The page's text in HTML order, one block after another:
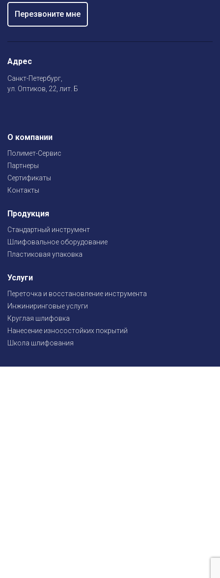
Адрес
Санкт-Петербург,
ул. Оптиков, 22, лит. Б
О компании
Полимет-Сервис
Партнеры
Сертификаты
Контакты
Продукция
Стандартный инструмент
Шлифовальное оборудование
Пластиковая упаковка
Услуги
Переточка и восстановление инструмента
Инжиниринговые услуги
Круглая шлифовка
Нанесение износостойких покрытий
Школа шлифования
Перезвоните мне